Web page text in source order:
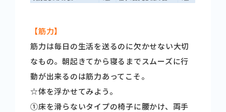
【筋力】
筋力は毎日の生活を送るのに欠かせない大切
なもの。朝起きてから寝るまでスムーズに行
動が出来るのは筋力あってこそ。
☆体を浮かせてみよう。
➀床を滑らないタイプの椅子に腰かけ、両手